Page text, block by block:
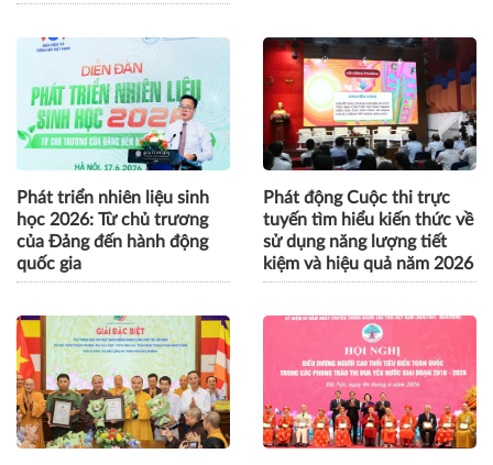
Phát triển nhiên liệu sinh
học 2026: Từ chủ trương
của Đảng đến hành động
quốc gia
Phát động Cuộc thi trực
tuyến tìm hiểu kiến thức về
sử dụng năng lượng tiết
kiệm và hiệu quả năm 2026